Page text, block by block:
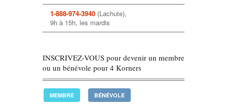
1-888-974-3940 (Lachute),
9h à 15h, les mardis
INSCRIVEZ-VOUS pour devenir un membre
ou un bénévole pour 4 Korners
MEMBRE BÉNÉVOLE